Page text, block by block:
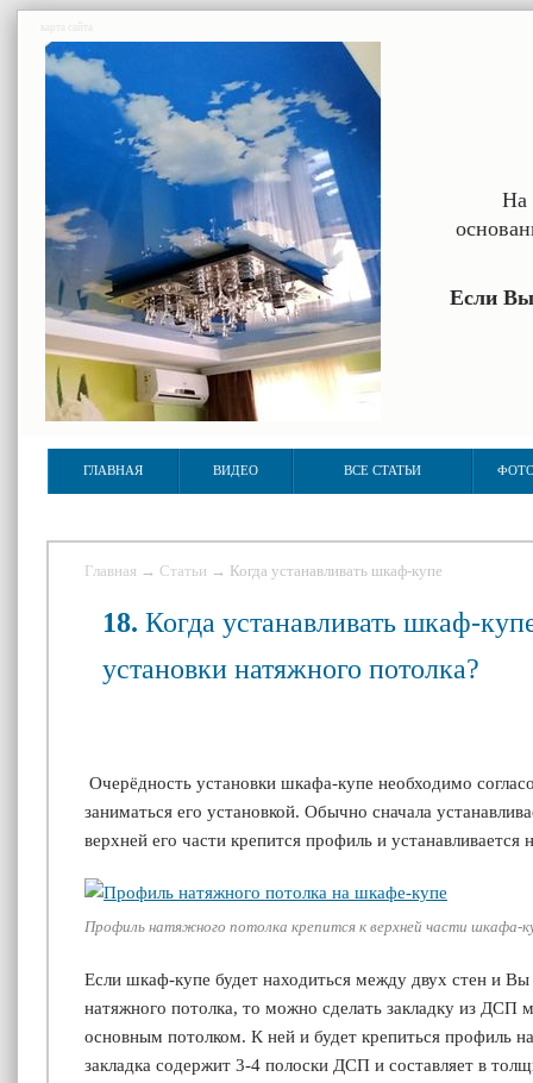
карта сайта
На
Если Вы
ГЛАВНАЯ ВИДЕО ВСЕ СТАТЬИ
Главная → Статьи → Когда устанавливать шкаф-купе
18. Когда устанавливать шкаф-
установки натяжного потолка?
Очерёдность установки шкафа-купе необходимо
заниматься его установкой. Обычно сначала
верхней его части крепится профиль и устанавливается
Профиль натяжного потолка крепится к верхней части шкафа-
Если шкаф-купе будет находиться между двух стен и Вы
натяжного потолка, то можно сделать закладку из ДСП
основным потолком. К ней и будет крепиться профиль
закладка содержит 3-4 полоски ДСП и составляет в